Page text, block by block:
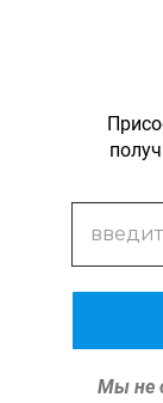
Мы не